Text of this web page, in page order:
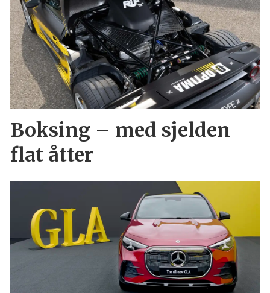
Boksing – med sjelden
flat åtter